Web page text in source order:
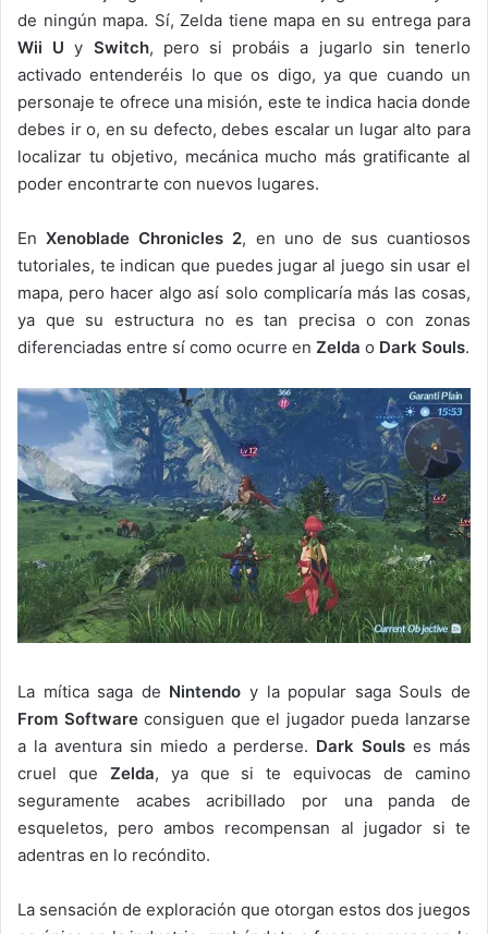
de ningún mapa. Sí, Zelda tiene mapa en su entrega para
Wii U y Switch, pero si probáis a jugarlo sin tenerlo
activado entenderéis lo que os digo, ya que cuando un
personaje te ofrece una misión, este te indica hacia donde
debes ir o, en su defecto, debes escalar un lugar alto para
localizar tu objetivo, mecánica mucho más gratificante al
poder encontrarte con nuevos lugares.
EnXenoblade Chronicles 2, en uno de sus cuantiosos
tutoriales, te indican que puedes jugar al juego sin usar el
mapa, pero hacer algo así solo complicaría más las cosas,
ya que su estructura no es tan precisa o con zonas
diferenciadas entre sí como ocurre en Zelda o Dark Souls.
La mítica saga de Nintendo y la popular saga Souls de
From Softwareconsiguen que el jugador pueda lanzarse
a la aventura sin miedo a perderse. Dark Soulses más
cruel que Zelda, ya que si te equivocas de camino
seguramente acabes acribillado por una panda de
esqueletos, pero ambos recompensan al jugador si te
adentras en lo recóndito.
La sensación de exploración que otorgan estos dos juegos